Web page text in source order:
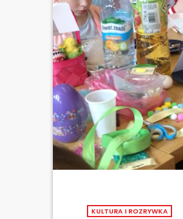
KULTURA I ROZRYWKA